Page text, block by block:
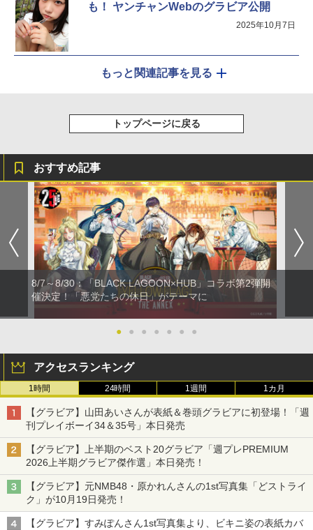
も！ ヤンチャンWebのグラビア公開
2025年10月7日
もっと関連記事を見る
トップページに戻る
おすすめ記事
8/7～8/30：「BLACK LAGOON×HUB」コラボ第2弾開
催決定！「悪党たちの休日」がテーマに
● ● ● ● ● ● ●
アクセスランキング
1時間 24時間 1週間 1カ月
【グラビア】山田あいさんが表紙＆巻頭グラビアに初登場！「週
刊プレイボーイ34＆35号」本日発売
【グラビア】上半期のベスト20グラビア「週プレPREMIUM
2026上半期グラビア傑作選」本日発売！
【グラビア】元NMB48・原かれんさんの1st写真集「どストライ
ク」が10月19日発売！
【グラビア】すみぽんさん1st写真集より、ビキニ姿の表紙カバ